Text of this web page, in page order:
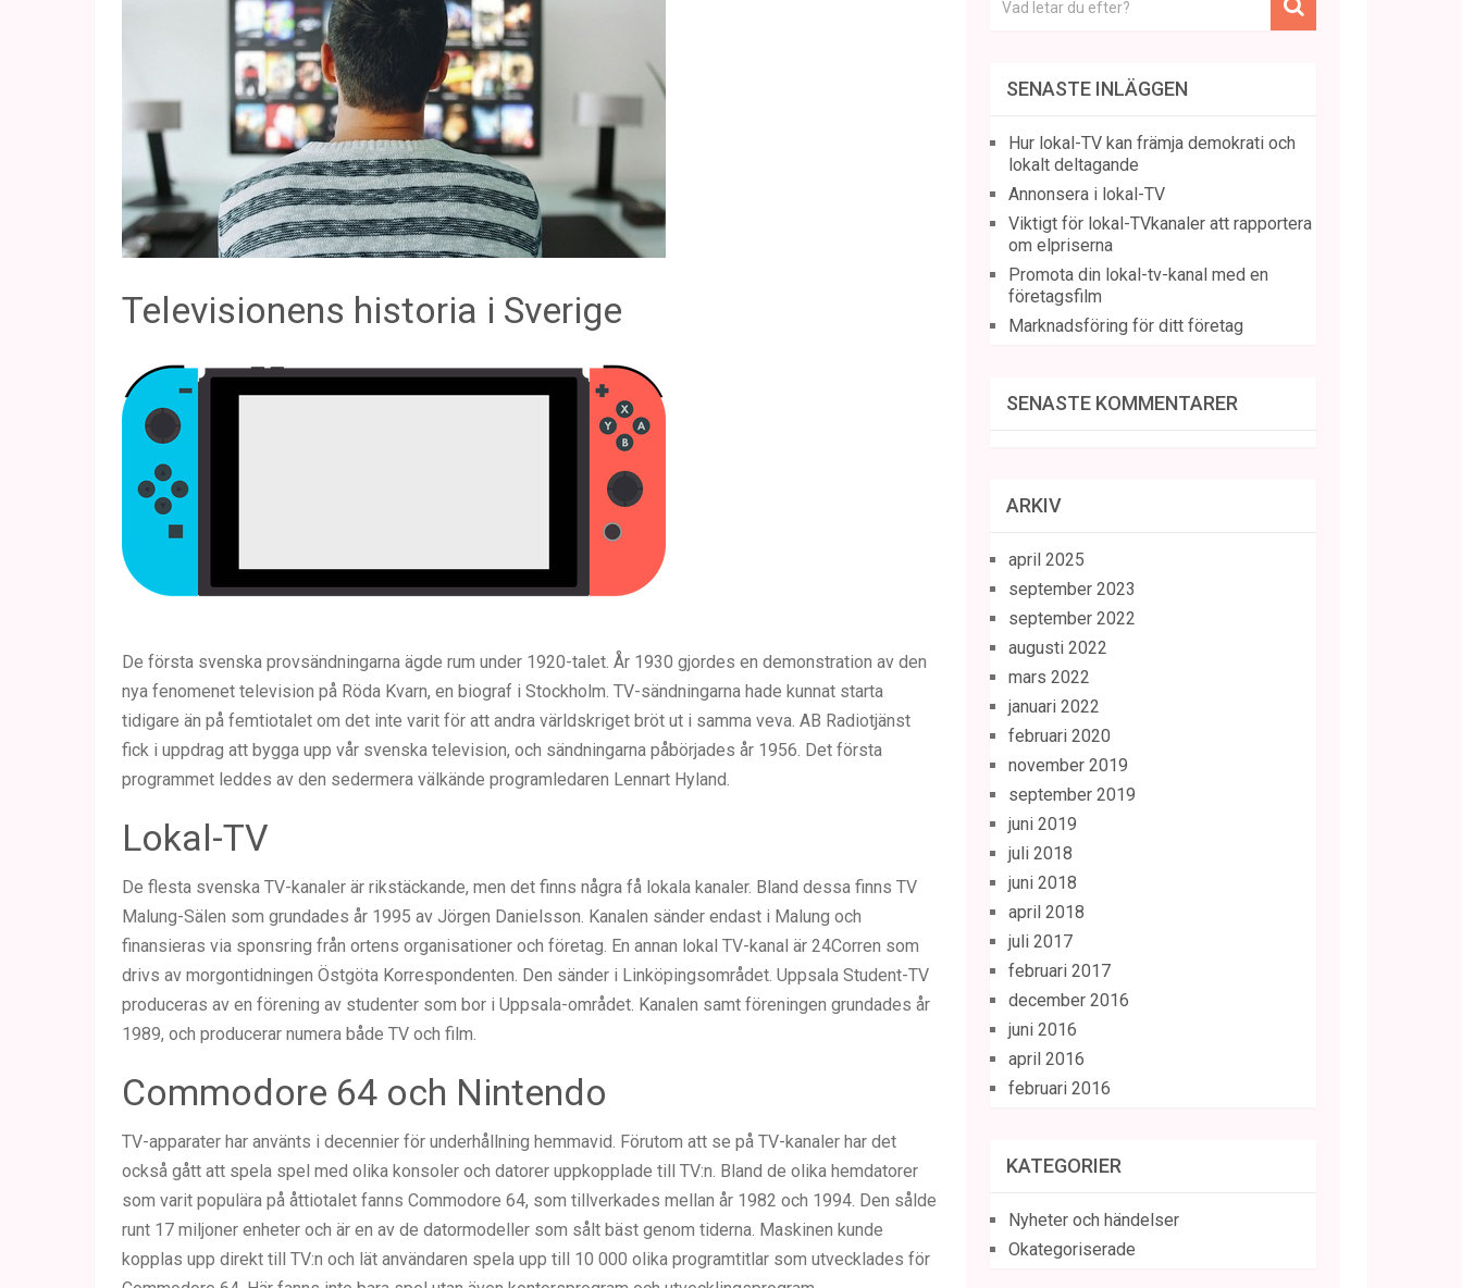
Televisionens historia i Sverige
De första svenska provsändningarna ägde rum under 1920-talet. År 1930 gjordes en demonstration av den
nya fenomenet television på Röda Kvarn, en biograf i Stockholm. TV-sändningarna hade kunnat starta
tidigare än på femtiotalet om det inte varit för att andra världskriget bröt ut i samma veva. AB Radiotjänst
fick i uppdrag att bygga upp vår svenska television, och sändningarna påbörjades år 1956. Det första
programmet leddes av den sedermera välkände programledaren Lennart Hyland.
Lokal-TV
De flesta svenska TV-kanaler är rikstäckande, men det finns några få lokala kanaler. Bland dessa finns TV
Malung-Sälen som grundades år 1995 av Jörgen Danielsson. Kanalen sänder endast i Malung och
finansieras via sponsring från ortens organisationer och företag. En annan lokal TV-kanal är 24Corren som
drivs av morgontidningen Östgöta Korrespondenten. Den sänder i Linköpingsområdet. Uppsala Student-TV
produceras av en förening av studenter som bor i Uppsala-området. Kanalen samt föreningen grundades år
1989, och producerar numera både TV och film.
Commodore 64 och Nintendo
TV-apparater har använts i decennier för underhållning hemmavid. Förutom att se på TV-kanaler har det
också gått att spela spel med olika konsoler och datorer uppkopplade till TV:n. Bland de olika hemdatorer
som varit populära på åttiotalet fanns Commodore 64, som tillverkades mellan år 1982 och 1994. Den sålde
runt 17 miljoner enheter och är en av de datormodeller som sålt bäst genom tiderna. Maskinen kunde
kopplas upp direkt till TV:n och lät användaren spela upp till 10 000 olika programtitlar som utvecklades för
SENASTE INLÄGGEN
Hur lokal-TV kan främja demokrati och
lokalt deltagande
Annonsera i lokal-TV
Viktigt för lokal-TVkanaler att rapportera
om elpriserna
Promota din lokal-tv-kanal med en
företagsfilm
Marknadsföring för ditt företag
SENASTE KOMMENTARER
ARKIV
april 2025
september 2023
september 2022
augusti 2022
mars 2022
januari 2022
februari 2020
november 2019
september 2019
juni 2019
juli 2018
juni 2018
april 2018
juli 2017
februari 2017
december 2016
juni 2016
april 2016
februari 2016
KATEGORIER
Nyheter och händelser
Okategoriserade